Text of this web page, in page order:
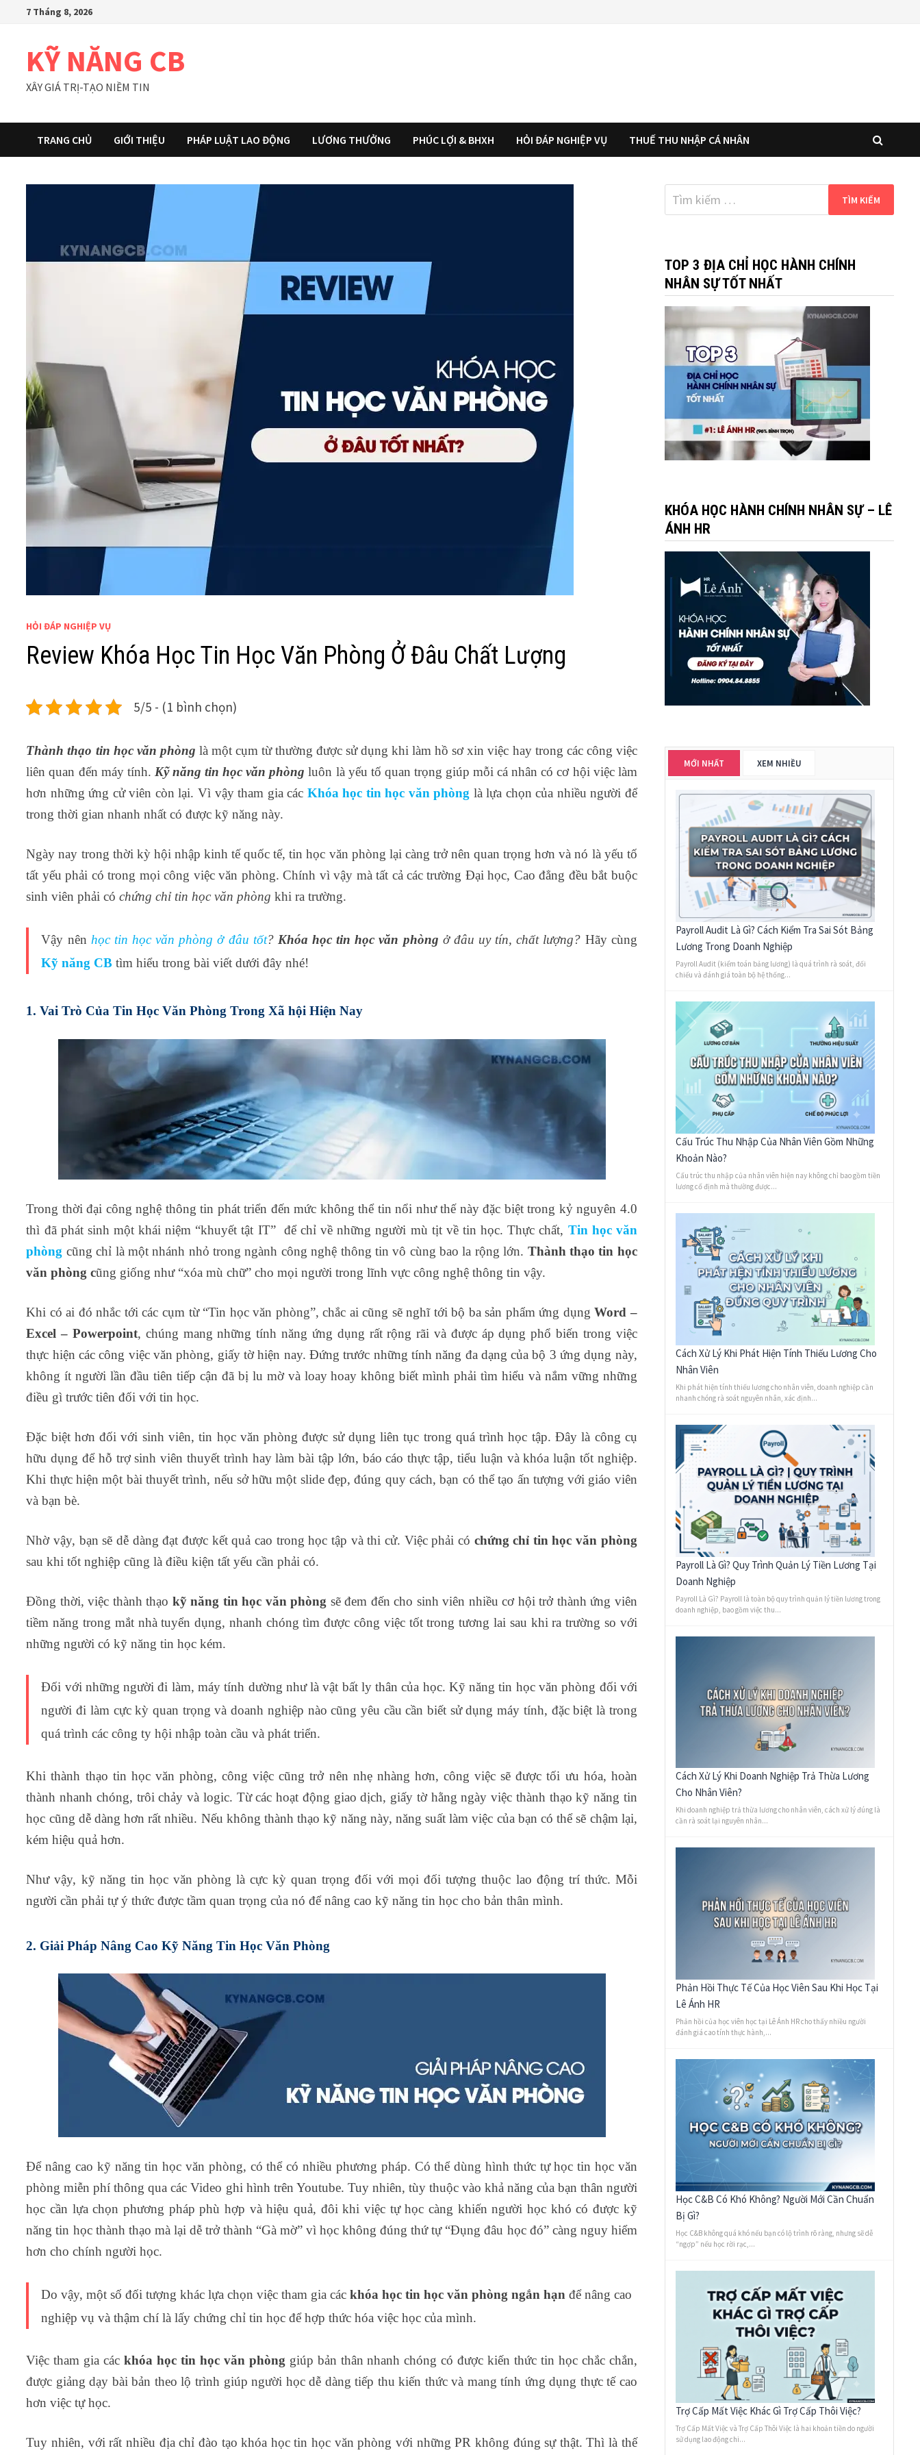
7 Tháng 8, 2026
KỸ NĂNG CB
XÂY GIÁ TRỊ-TẠO NIỀM TIN
TRANG CHỦ GIỚI THIỆU PHÁP LUẬT LAO ĐỘNG LƯƠNG THƯỞNG PHÚC LỢI & BHXH HỎI ĐÁP NGHIỆP VỤ THUẾ THU NHẬP CÁ NHÂN
HỎI ĐÁP NGHIỆP VỤ
Review Khóa Học Tin Học Văn Phòng Ở Đâu Chất Lượng
5/5 - (1 bình chọn)
Thành thạo tin học văn phòng là một cụm từ thường được sử dụng khi làm hồ sơ xin việc hay trong các công việc
liên quan đến máy tính. Kỹ năng tin học văn phòng luôn là yếu tố quan trọng giúp mỗi cá nhân có cơ hội việc làm
hơn những ứng cử viên còn lại. Vì vậy tham gia các Khóa học tin học văn phòng là lựa chọn của nhiều người để
trong thời gian nhanh nhất có được kỹ năng này.
Ngày nay trong thời kỳ hội nhập kinh tế quốc tế, tin học văn phòng lại càng trở nên quan trọng hơn và nó là yếu tố
tất yếu phải có trong mọi công việc văn phòng. Chính vì vậy mà tất cả các trường Đại học, Cao đẳng đều bắt buộc
sinh viên phải cóchứng chỉ tin học văn phòng khi ra trường.
Vậy nên học tin học văn phòng ở đâu tốt? Khóa học tin học văn phòng ở đâu uy tín, chất lượng? Hãy cùng
Kỹ năng CB tìm hiểu trong bài viết dưới đây nhé!
1. Vai Trò Của Tin Học Văn Phòng Trong Xã hội Hiện Nay
Trong thời đại công nghệ thông tin phát triển đến mức không thể tin nổi như thế này đặc biệt trong kỷ nguyên 4.0
thì đã phát sinh một khái niệm “khuyết tật IT” để chỉ về những người mù tịt về tin học. Thực chất, Tin học văn
phòng cũng chỉ là một nhánh nhỏ trong ngành công nghệ thông tin vô cùng bao la rộng lớn. Thành thạo tin học
văn phòng cũng giống như “xóa mù chữ” cho mọi người trong lĩnh vực công nghệ thông tin vậy.
Khi có ai đó nhắc tới các cụm từ “Tin học văn phòng”, chắc ai cũng sẽ nghĩ tới bộ ba sản phẩm ứng dụngWord –
Excel – Powerpoint, chúng mang những tính năng ứng dụng rất rộng rãi và được áp dụng phổ biến trong việc
thực hiện các công việc văn phòng, giấy tờ hiện nay. Đứng trước những tính năng đa dạng của bộ 3 ứng dụng này,
không ít người lần đầu tiên tiếp cận đã bị lu mờ và loay hoay không biết mình phải tìm hiểu và nắm vững những
điều gì trước tiên đối với tin học.
Đặc biệt hơn đối với sinh viên, tin học văn phòng được sử dụng liên tục trong quá trình học tập. Đây là công cụ
hữu dụng để hỗ trợ sinh viên thuyết trình hay làm bài tập lớn, báo cáo thực tập, tiểu luận và khóa luận tốt nghiệp.
Khi thực hiện một bài thuyết trình, nếu sở hữu một slide đẹp, đúng quy cách, bạn có thể tạo ấn tượng với giáo viên
và bạn bè.
Nhờ vậy, bạn sẽ dễ dàng đạt được kết quả cao trong học tập và thi cử. Việc phải có chứng chỉ tin học văn phòng
sau khi tốt nghiệp cũng là điều kiện tất yếu cần phải có.
Đồng thời, việc thành thạo kỹ năng tin học văn phòng sẽ đem đến cho sinh viên nhiều cơ hội trở thành ứng viên
tiềm năng trong mắt nhà tuyển dụng, nhanh chóng tìm được công việc tốt trong tương lai sau khi ra trường so với
những người có kỹ năng tin học kém.
Đối với những người đi làm, máy tính dường như là vật bất ly thân của học. Kỹ năng tin học văn phòng đối với
người đi làm cực kỳ quan trọng và doanh nghiệp nào cũng yêu cầu cần biết sử dụng máy tính, đặc biệt là trong
quá trình các công ty hội nhập toàn cầu và phát triển.
Khi thành thạo tin học văn phòng, công việc cũng trở nên nhẹ nhàng hơn, công việc sẽ được tối ưu hóa, hoàn
thành nhanh chóng, trôi chảy và logic. Từ các hoạt động giao dịch, giấy tờ hằng ngày việc thành thạo kỹ năng tin
học cũng dễ dàng hơn rất nhiều. Nếu không thành thạo kỹ năng này, năng suất làm việc của bạn có thể sẽ chậm lại,
kém hiệu quả hơn.
Như vậy, kỹ năng tin học văn phòng là cực kỳ quan trọng đối với mọi đối tượng thuộc lao động trí thức. Mỗi
người cần phải tự ý thức được tầm quan trọng của nó để nâng cao kỹ năng tin học cho bản thân mình.
2. Giải Pháp Nâng Cao Kỹ Năng Tin Học Văn Phòng
Để nâng cao kỹ năng tin học văn phòng, có thể có nhiều phương pháp. Có thể dùng hình thức tự học tin học văn
phòng miễn phí thông qua các Video ghi hình trên Youtube. Tuy nhiên, tùy thuộc vào khả năng của bạn thân người
học cần lựa chọn phương pháp phù hợp và hiệu quả, đôi khi việc tự học càng khiến người học khó có được kỹ
năng tin học thành thạo mà lại dễ trở thành “Gà mờ” vì học không đúng thứ tự “Đụng đâu học đó” càng nguy hiểm
hơn cho chính người học.
Do vậy, một số đối tượng khác lựa chọn việc tham gia cáckhóa học tin học văn phòng ngắn hạn để nâng cao
nghiệp vụ và thậm chí là lấy chứng chỉ tin học để hợp thức hóa việc học của mình.
Việc tham gia cáckhóa học tin học văn phòng giúp bản thân nhanh chóng có được kiến thức tin học chắc chắn,
được giảng dạy bài bản theo lộ trình giúp người học dễ dàng tiếp thu kiến thức và mang tính ứng dụng thực tế cao
hơn việc tự học.
Tuy nhiên, với rất nhiều địa chỉ đào tạo khóa học tin học văn phòng với những PR không đúng sự thật. Thì là thế
Tìm
kiếm
TOP 3 ĐỊA CHỈ HỌC HÀNH CHÍNH
NHÂN SỰ TỐT NHẤT
KHÓA HỌC HÀNH CHÍNH NHÂN SỰ – LÊ
ÁNH HR
MỚI NHẤT XEM NHIỀU
Payroll Audit Là Gì? Cách Kiểm Tra Sai Sót Bảng
Lương Trong Doanh Nghiệp
Payroll Audit (kiểm toán bảng lương) là quá trình rà soát, đối
chiếu và đánh giá toàn bộ hệ thống...
Cấu Trúc Thu Nhập Của Nhân Viên Gồm Những
Khoản Nào?
Cấu trúc thu nhập của nhân viên hiện nay không chỉ bao gồm tiền
lương cố định mà thường được...
Cách Xử Lý Khi Phát Hiện Tính Thiếu Lương Cho
Nhân Viên
Khi phát hiện tính thiếu lương cho nhân viên, doanh nghiệp cần
nhanh chóng rà soát nguyên nhân, xác định...
Payroll Là Gì? Quy Trình Quản Lý Tiền Lương Tại
Doanh Nghiệp
Payroll Là Gì? Payroll là toàn bộ quy trình quản lý tiền lương trong
doanh nghiệp, bao gồm việc thu...
Cách Xử Lý Khi Doanh Nghiệp Trả Thừa Lương
Cho Nhân Viên?
Khi doanh nghiệp trả thừa lương cho nhân viên, cách xử lý đúng là
cần rà soát lại nguyên nhân...
Phản Hồi Thực Tế Của Học Viên Sau Khi Học Tại
Lê Ánh HR
Phản hồi của học viên học tại Lê Ánh HR cho thấy nhiều người
đánh giá cao tính thực hành,...
Học C&B Có Khó Không? Người Mới Cần Chuẩn
Bị Gì?
Học C&B không quá khó nếu bạn có lộ trình rõ ràng, nhưng sẽ dễ
“ngợp” nếu học rời rạc,...
Trợ Cấp Mất Việc Khác Gì Trợ Cấp Thôi Việc?
Trợ Cấp Mất Việc và Trợ Cấp Thôi Việc là hai khoản tiền do người
sử dụng lao động chi...